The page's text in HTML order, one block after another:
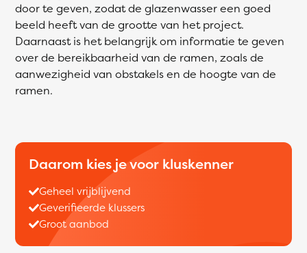
door te geven, zodat de glazenwasser een goed
beeld heeft van de grootte van het project.
Daarnaast is het belangrijk om informatie te geven
over de bereikbaarheid van de ramen, zoals de
aanwezigheid van obstakels en de hoogte van de
ramen.
Daarom kies je voor kluskenner
Geheel vrijblijvend
Geverifieerde klussers
Groot aanbod